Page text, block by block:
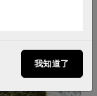
我知道了